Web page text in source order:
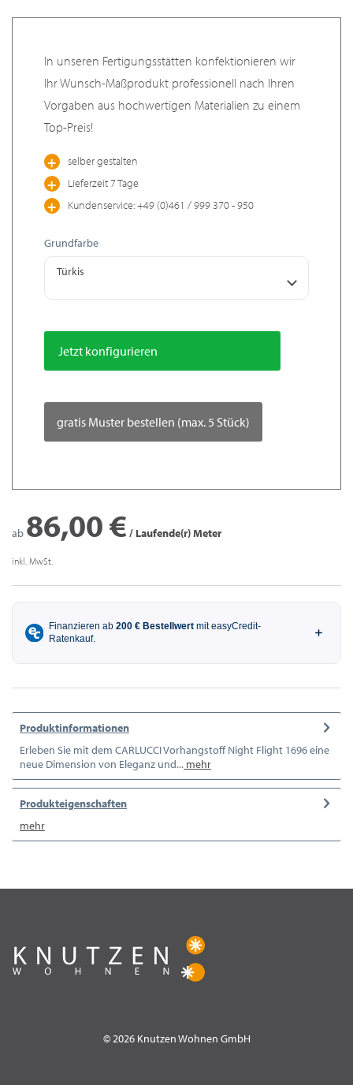
In unseren Fertigungsstätten konfektionieren wir
Ihr Wunsch-Maßprodukt professionell nach Ihren
Vorgaben aus hochwertigen Materialien zu einem
Top-Preis!
selber gestalten
Lieferzeit 7 Tage
Kundenservice: +49 (0)461 / 999 370 - 950
Grundfarbe
Türkis
Jetzt konfigurieren
gratis Muster bestellen (max. 5 Stück)
ab 86,00 € / Laufende(r) Meter
inkl. MwSt.
Produktinformationen
Erleben Sie mit dem CARLUCCI Vorhangstoff Night Flight 1696 eine
neue Dimension von Eleganz und... mehr
Produkteigenschaften
mehr
© 2026 Knutzen Wohnen GmbH